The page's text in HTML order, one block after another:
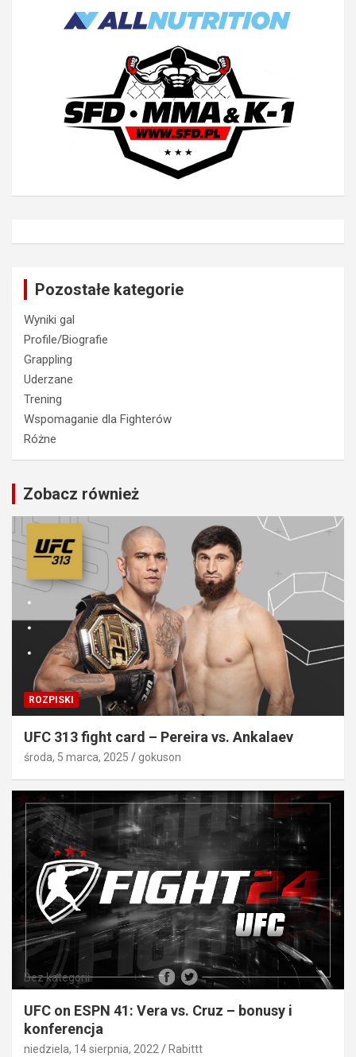
Pozostałe kategorie
Wyniki gal
Profile/Biografie
Grappling
Uderzane
Trening
Wspomaganie dla Fighterów
Różne
Zobacz również
ROZPISKI
UFC 313 fight card – Pereira vs. Ankalaev
środa, 5 marca, 2025 gokuson
Bez kategorii
UFC on ESPN 41: Vera vs. Cruz – bonusy i
konferencja
niedziela, 14 sierpnia, 2022 Rabittt